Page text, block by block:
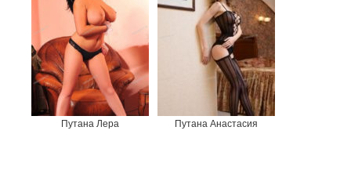
Путана Лера Путана Анастасия